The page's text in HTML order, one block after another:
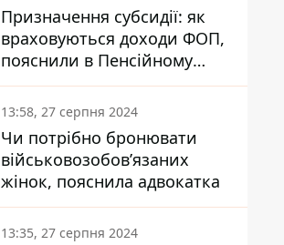
Призначення субсидії: як
враховуються доходи ФОП,
пояснили в Пенсійному
фонді
13:58, 27 серпня 2024
Чи потрібно бронювати
військовозобов’язаних
жінок, пояснила адвокатка
13:35, 27 серпня 2024